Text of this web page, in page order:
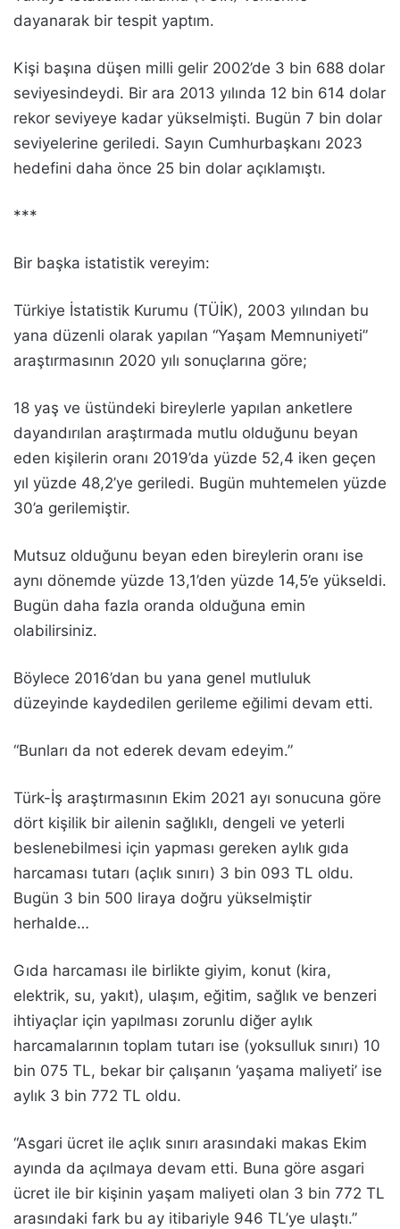
dayanarak bir tespit yaptım.
Kişi başına düşen milli gelir 2002’de 3 bin 688 dolar
seviyesindeydi. Bir ara 2013 yılında 12 bin 614 dolar
rekor seviyeye kadar yükselmişti. Bugün 7 bin dolar
seviyelerine geriledi. Sayın Cumhurbaşkanı 2023
hedefini daha önce 25 bin dolar açıklamıştı.
***
Bir başka istatistik vereyim:
Türkiye İstatistik Kurumu (TÜİK), 2003 yılından bu
yana düzenli olarak yapılan “Yaşam Memnuniyeti”
araştırmasının 2020 yılı sonuçlarına göre;
18 yaş ve üstündeki bireylerle yapılan anketlere
dayandırılan araştırmada mutlu olduğunu beyan
eden kişilerin oranı 2019’da yüzde 52,4 iken geçen
yıl yüzde 48,2’ye geriledi. Bugün muhtemelen yüzde
30’a gerilemiştir.
Mutsuz olduğunu beyan eden bireylerin oranı ise
aynı dönemde yüzde 13,1’den yüzde 14,5’e yükseldi.
Bugün daha fazla oranda olduğuna emin
olabilirsiniz.
Böylece 2016’dan bu yana genel mutluluk
düzeyinde kaydedilen gerileme eğilimi devam etti.
“Bunları da not ederek devam edeyim.”
Türk-İş araştırmasının Ekim 2021 ayı sonucuna göre
dört kişilik bir ailenin sağlıklı, dengeli ve yeterli
beslenebilmesi için yapması gereken aylık gıda
harcaması tutarı (açlık sınırı) 3 bin 093 TL oldu.
Bugün 3 bin 500 liraya doğru yükselmiştir
herhalde…
Gıda harcaması ile birlikte giyim, konut (kira,
elektrik, su, yakıt), ulaşım, eğitim, sağlık ve benzeri
ihtiyaçlar için yapılması zorunlu diğer aylık
harcamalarının toplam tutarı ise (yoksulluk sınırı) 10
bin 075 TL, bekar bir çalışanın ‘yaşama maliyeti’ ise
aylık 3 bin 772 TL oldu.
“Asgari ücret ile açlık sınırı arasındaki makas Ekim
ayında da açılmaya devam etti. Buna göre asgari
ücret ile bir kişinin yaşam maliyeti olan 3 bin 772 TL
arasındaki fark bu ay itibariyle 946 TL’ye ulaştı.”